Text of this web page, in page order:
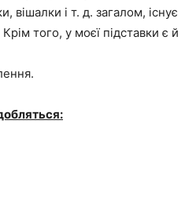
вішалки і т. д. загалом, існує
того, у моєї підставки є й